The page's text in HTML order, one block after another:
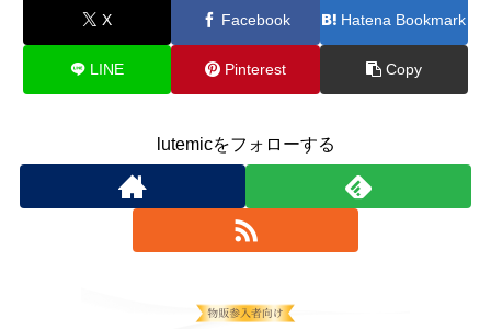
X Facebook Hatena Bookmark
LINE Pinterest Copy
lutemicをフォローする